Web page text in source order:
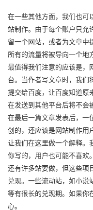
在一些其他方面，我们也可
站制作。由于每个账户只允
留一个网站，或者为文章中
所有的流量将被导向一个地
最值得我们注意的应该是，
台。当作者写文章时，我们
提交给百度，让百度知道原
在发送到其他平台后将不会
在最后一篇文章发表后，一
创的，还应该是网站制作用
让我们在这里做一个解释。
你写的，用户也可能不喜欢。
还有许多站要做，但这些项
兑现。一些流动站，如小说
等有很长的兑现期。如果你
心。